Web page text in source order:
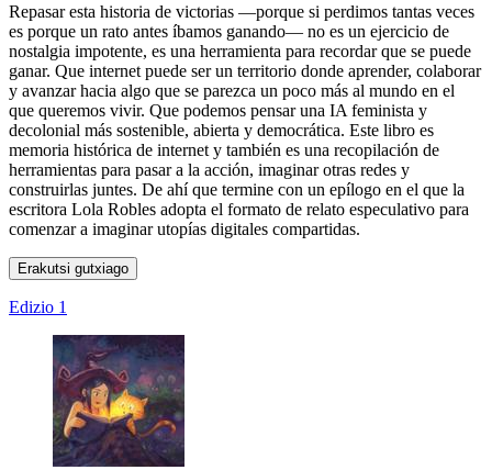
Repasar esta historia de victorias —porque si perdimos tantas veces
es porque un rato antes íbamos ganando— no es un ejercicio de
nostalgia impotente, es una herramienta para recordar que se puede
ganar. Que internet puede ser un territorio donde aprender, colaborar
y avanzar hacia algo que se parezca un poco más al mundo en el
que queremos vivir. Que podemos pensar una IA feminista y
decolonial más sostenible, abierta y democrática. Este libro es
memoria histórica de internet y también es una recopilación de
herramientas para pasar a la acción, imaginar otras redes y
construirlas juntes. De ahí que termine con un epílogo en el que la
escritora Lola Robles adopta el formato de relato especulativo para
comenzar a imaginar utopías digitales compartidas.
Erakutsi gutxiago
Edizio 1